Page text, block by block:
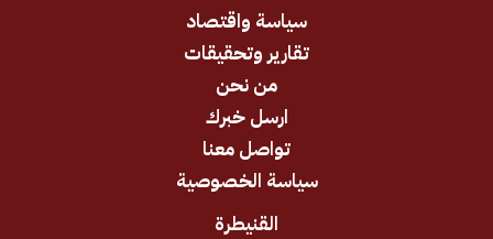
سياسة واقتصاد
تقارير وتحقيقات
ارسل خبرك
تواصل معنا
سياسة الخصوصية